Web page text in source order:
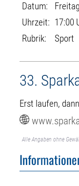
Datum:
Uhrzeit: 17:00
Rubrik:
Sport
33.
Erst laufen,
Alle Angaben ohne